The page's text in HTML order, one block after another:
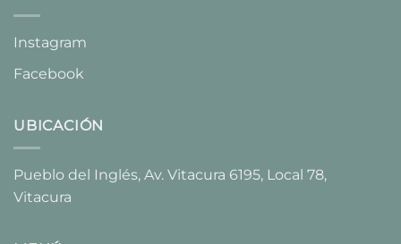
Instagram
Facebook
UBICACIÓN
Pueblo del Inglés, Av. Vitacura 6195, Local 78,
Vitacura​